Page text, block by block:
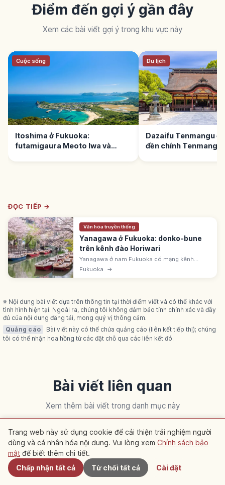
Điểm đến gợi ý gần đây
Xem các bài viết gợi ý trong khu vực này
Cuộc sống
Itoshima ở Fukuoka:
futamigaura Meoto Iwa và
Du lịch
Dazaifu Tenmangu ở
đền chính Tenmangu
ĐỌC TIẾP →
Văn hóa truyền thống
Yanagawa ở Fukuoka: donko-bune
trên kênh đào Horiwari
Yanagawa ở nam Fukuoka có mạng kênh
horiwari từ thời Edo. Du thuyền Donko-bune
Fukuoka →
※ Nội dung bài viết dựa trên thông tin tại thời điểm viết và có thể khác với
tình hình hiện tại. Ngoài ra, chúng tôi không đảm bảo tính chính xác và đầy
đủ của nội dung đăng tải, mong quý vị thông cảm.
Quảng cáo
Bài viết này có thể chứa quảng cáo (liên kết tiếp thị); chúng
tôi có thể nhận hoa hồng từ các đặt chỗ qua các liên kết đó.
Bài viết liên quan
Xem thêm bài viết trong danh mục này
Kyoto Kyoto
Gần đây
Trang web này sử dụng cookie để cải thiện trải nghiệm người
dùng và cá nhân hóa nội dung. Vui lòng xem Chính sách bảo
mật để biết thêm chi tiết.
Chấp nhận tất cả
Từ chối tất cả Cài đặt